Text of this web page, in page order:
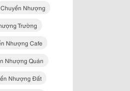
Chuyển Nhượng
Trường
Nhượng Cafe
Nhượng Quán
Nhượng Đất